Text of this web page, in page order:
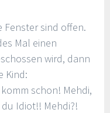
Fenster sind offen.
Mal einen
wird, dann
Kind:
schon! Mehdi,
Idiot!! Mehdi?!